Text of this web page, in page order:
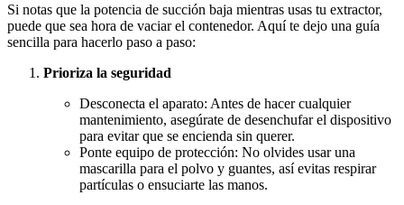
Si notas que la potencia de succión baja mientras usas tu extractor,
puede que sea hora de vaciar el contenedor. Aquí te dejo una guía
sencilla para hacerlo paso a paso:
Prioriza la seguridad
Desconecta el aparato: Antes de hacer cualquier
mantenimiento, asegúrate de desenchufar el dispositivo
para evitar que se encienda sin querer.
Ponte equipo de protección: No olvides usar una
mascarilla para el polvo y guantes, así evitas respirar
partículas o ensuciarte las manos.